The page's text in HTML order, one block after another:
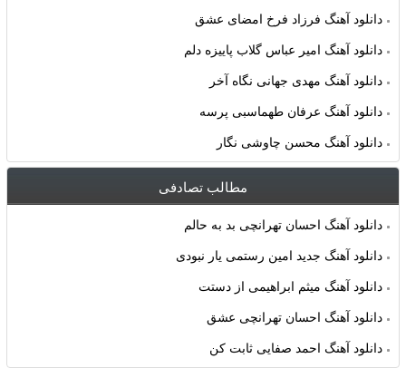
دانلود آهنگ فرزاد فرخ امضای عشق
دانلود آهنگ امیر عباس گلاب پاییزه دلم
دانلود آهنگ مهدی جهانی نگاه آخر
دانلود آهنگ عرفان طهماسبی پرسه
دانلود آهنگ محسن چاوشی نگار
مطالب تصادفی
دانلود آهنگ احسان تهرانچی بد به حالم
دانلود آهنگ جدید امین رستمی یار نبودی
دانلود آهنگ میثم ابراهیمی از دستت
دانلود آهنگ احسان تهرانچی عشق
دانلود آهنگ احمد صفایی ثابت کن